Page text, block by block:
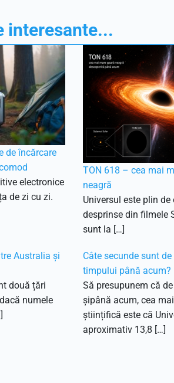
interesante...
de încărcare
electronice
de zi cu zi.
TON 618 – cea mai
neagră
Universul este plin de
desprinse din filmele
sunt la […]
Australia și
două țări
numele
Câte secunde sunt
timpului până acum?
Să presupunem că
șipână acum, cea
științifică este că
aproximativ 13,8 […]